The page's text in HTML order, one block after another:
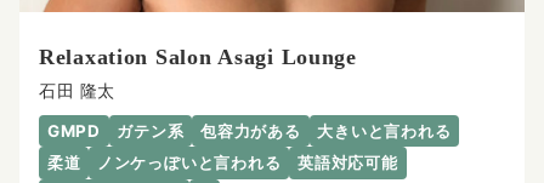
Relaxation Salon Asagi Lounge
石田 隆太
GMPD ガテン系 包容力がある
大きいと言われる
柔道
ノンケっぽいと言われる
英語対応可能